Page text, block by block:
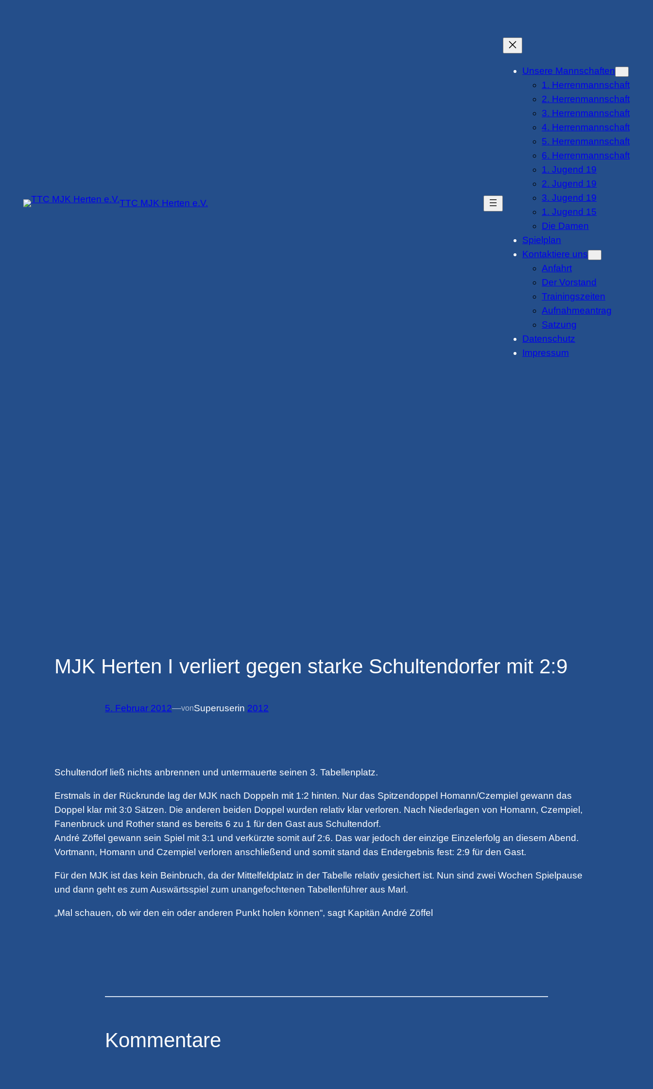
TTC MJK Herten e.V.
Unsere Mannschaften
1. Herrenmannschaft
2. Herrenmannschaft
3. Herrenmannschaft
4. Herrenmannschaft
5. Herrenmannschaft
6. Herrenmannschaft
1. Jugend 19
2. Jugend 19
3. Jugend 19
1. Jugend 15
Die Damen
Spielplan
Kontaktiere uns
Anfahrt
Der Vorstand
Trainingszeiten
Aufnahmeantrag
Satzung
Datenschutz
Impressum
MJK Herten I verliert gegen starke Schultendorfer mit 2:9
5. Februar 2012—vonSuperuserin 2012
Schultendorf ließ nichts anbrennen und untermauerte seinen 3. Tabellenplatz.
Erstmals in der Rückrunde lag der MJK nach Doppeln mit 1:2 hinten. Nur das Spitzendoppel Homann/Czempiel gewann das
Doppel klar mit 3:0 Sätzen. Die anderen beiden Doppel wurden relativ klar verloren. Nach Niederlagen von Homann, Czempiel,
Fanenbruck und Rother stand es bereits 6 zu 1 für den Gast aus Schultendorf.
André Zöffel gewann sein Spiel mit 3:1 und verkürzte somit auf 2:6. Das war jedoch der einzige Einzelerfolg an diesem Abend.
Vortmann, Homann und Czempiel verloren anschließend und somit stand das Endergebnis fest: 2:9 für den Gast.
Für den MJK ist das kein Beinbruch, da der Mittelfeldplatz in der Tabelle relativ gesichert ist. Nun sind zwei Wochen Spielpause
und dann geht es zum Auswärtsspiel zum unangefochtenen Tabellenführer aus Marl.
„Mal schauen, ob wir den ein oder anderen Punkt holen können“, sagt Kapitän André Zöffel
Kommentare